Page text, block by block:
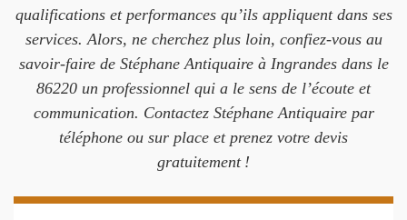
qualifications et performances qu’ils appliquent dans ses
services. Alors, ne cherchez plus loin, confiez-vous au
savoir-faire de Stéphane Antiquaire à Ingrandes dans le
86220 un professionnel qui a le sens de l’écoute et
communication. Contactez Stéphane Antiquaire par
téléphone ou sur place et prenez votre devis
gratuitement !